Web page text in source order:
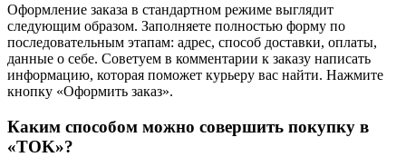
Оформление заказа в стандартном режиме выглядит
следующим образом. Заполняете полностью форму по
последовательным этапам: адрес, способ доставки, оплаты,
данные о себе. Советуем в комментарии к заказу написать
информацию, которая поможет курьеру вас найти. Нажмите
кнопку «Оформить заказ».
Каким способом можно совершить покупку в
«TOK»?